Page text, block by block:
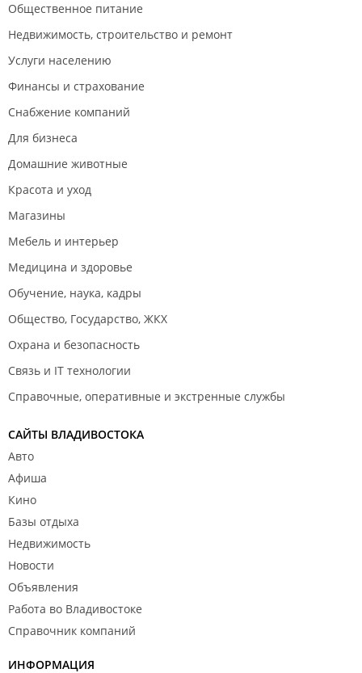
Общественное питание
Недвижимость, строительство и ремонт
Услуги населению
Финансы и страхование
Снабжение компаний
Для бизнеса
Домашние животные
Красота и уход
Магазины
Мебель и интерьер
Медицина и здоровье
Обучение, наука, кадры
Общество, Государство, ЖКХ
Охрана и безопасность
Связь и IT технологии
Справочные, оперативные и экстренные службы
САЙТЫ ВЛАДИВОСТОКА
Авто
Афиша
Кино
Базы отдыха
Недвижимость
Новости
Объявления
Работа во Владивостоке
Справочник компаний
ИНФОРМАЦИЯ